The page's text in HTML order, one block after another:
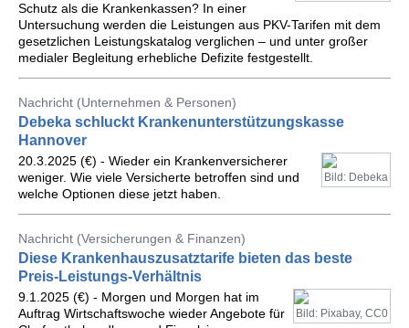
Schutz als die Krankenkassen? In einer
Untersuchung werden die Leistungen aus PKV-Tarifen mit dem
gesetzlichen Leistungskatalog verglichen – und unter großer
medialer Begleitung erhebliche Defizite festgestellt.
Nachricht (Unternehmen & Personen)
Debeka schluckt Krankenunterstützungskasse
Hannover
Bild: Debeka
20.3.2025 (€) - Wieder ein Krankenversicherer
weniger. Wie viele Versicherte betroffen sind und
welche Optionen diese jetzt haben.
Nachricht (Versicherungen & Finanzen)
Diese Krankenhauszusatztarife bieten das beste
Preis-Leistungs-Verhältnis
Bild: Pixabay, CC0
9.1.2025 (€) - Morgen und Morgen hat im
Auftrag Wirtschaftswoche wieder Angebote für